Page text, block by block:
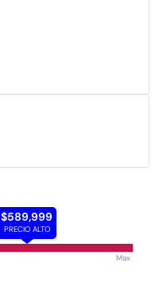
$589,999
PRECIO ALTO
Max